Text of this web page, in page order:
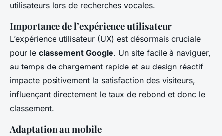
utilisateurs lors de recherches vocales.
Importance de l’expérience utilisateur
L’expérience utilisateur (UX) est désormais cruciale
pour le classement Google. Un site facile à naviguer,
au temps de chargement rapide et au design réactif
impacte positivement la satisfaction des visiteurs,
influençant directement le taux de rebond et donc le
classement.
Adaptation au mobile